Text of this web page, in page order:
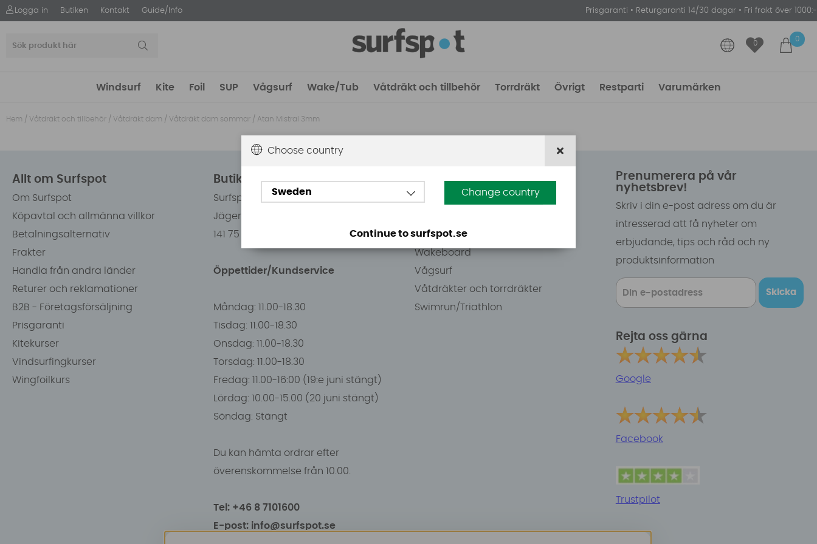
Logga in Butiken Kontakt Guide/Info Prisgaranti • Returgaranti 14/30 dagar • Fri frakt över 1000:-
0
0
Windsurf Kite Foil SUP Vågsurf Wake/Tub Våtdräkt och tillbehör Torrdräkt Övrigt Restparti Varumärken
Hem / Våtdräkt och tillbehör / Våtdräkt dam / Våtdräkt dam sommar / Atan Mistral 3mm
Allt om Surfspot
Om Surfspot
Köpavtal och allmänna villkor
Betalningsalternativ
Frakter
Handla från andra länder
Returer och reklamationer
B2B - Företagsförsäljning
Prisgaranti
Kitekurser
Vindsurfingkurser
Wingfoilkurs
Butiken i Stockholm
Surfspot Sweden AB
Jägerhorns väg 8
141 75 Kungens Kurva
Öppettider/Kundservice
Måndag: 11.00-18.30
Tisdag: 11.00-18.30
Onsdag: 11.00-18.30
Torsdag: 11.00-18.30
Fredag: 11.00-16:00 (19:e juni stängt)
Lördag: 10.00-15.00 (20 juni stängt)
Söndag: Stängt
Du kan hämta ordrar efter
överenskommelse från 10.00.
Tel: +46 8 7101600
E-post: info@surfspot.se
Guider
Vindsurfing
SUP
Wakeboard
Vågsurf
Våtdräkter och torrdräkter
Swimrun/Triathlon
Prenumerera på vår
nyhetsbrev!
Skriv i din e-post adress om du är
intresserad att få nyheter om
erbjudande, tips och råd och ny
produktsinformation
Skicka
Rejta oss gärna
Google
Facebook
Trustpilot
Choose country
Sweden Change country
Continue to surfspot.se